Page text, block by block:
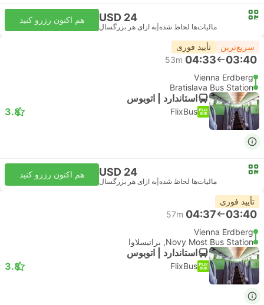
USD 24
مالیات‌ها لحاظ شده به ازای هر بزرگسال
هم اکنون رزرو کنید
سریع‌ترین تأیید فوری
03:40
04:33
53m
Vienna Erdberg
Bratislava Bus Station
استاندارد | اتوبوس
FlixBus
3.8
USD 24
مالیات‌ها لحاظ شده به ازای هر بزرگسال
هم اکنون رزرو کنید
تأیید فوری
03:40
04:37
57m
Vienna Erdberg
Novy Most Bus Station, براتیسلاوا
استاندارد | اتوبوس
FlixBus
3.8